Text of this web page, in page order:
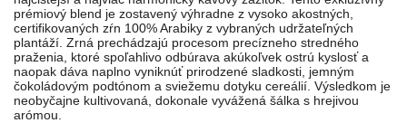
prémiový blend je zostavený výhradne z vysoko akostných,
certifikovaných zŕn 100% Arabiky z vybraných udržateľných
plantáží. Zrná prechádzajú procesom precízneho stredného
praženia, ktoré spoľahlivo odbúrava akúkoľvek ostrú kyslosť a
naopak dáva naplno vyniknúť prirodzené sladkosti, jemným
čokoládovým podtónom a sviežemu dotyku cereálií. Výsledkom je
neobyčajne kultivovaná, dokonale vyvážená šálka s hrejivou
arómou.